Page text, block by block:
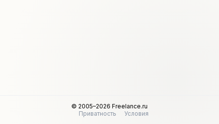
© 2005–2026 Freelance.ru
Приватность
Условия